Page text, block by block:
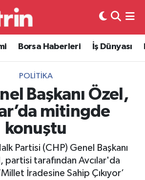
Borsa Haberleri İş Dünyası
POLITIKA
Başkanı Özel,
mitingde
konuştu
Partisi (CHP) Genel Başkanı
partisi tarafından Avcılar'da
İradesine Sahip Çıkıyor’
Durumu ve Fikstür